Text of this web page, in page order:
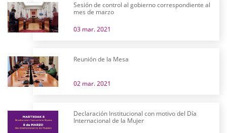
Sesión de control al gobierno correspondiente al
mes de marzo
03 mar. 2021
Reunión de la Mesa
02 mar. 2021
Declaración Institucional con motivo del Día
Internacional de la Mujer